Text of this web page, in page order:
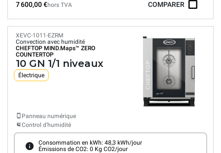
7 600,00 €hors TVA COMPARER
XEVC-1011-EZRM
Convection avec humidité
CHEFTOP MIND.Maps™ ZERO
COUNTERTOP
10 GN 1/1 niveaux
Électrique
Panneau numérique
Control d'humidité
Consommation en kWh: 48,3 kWh/jour
Émissions de CO2: 0 Kg CO2/jour